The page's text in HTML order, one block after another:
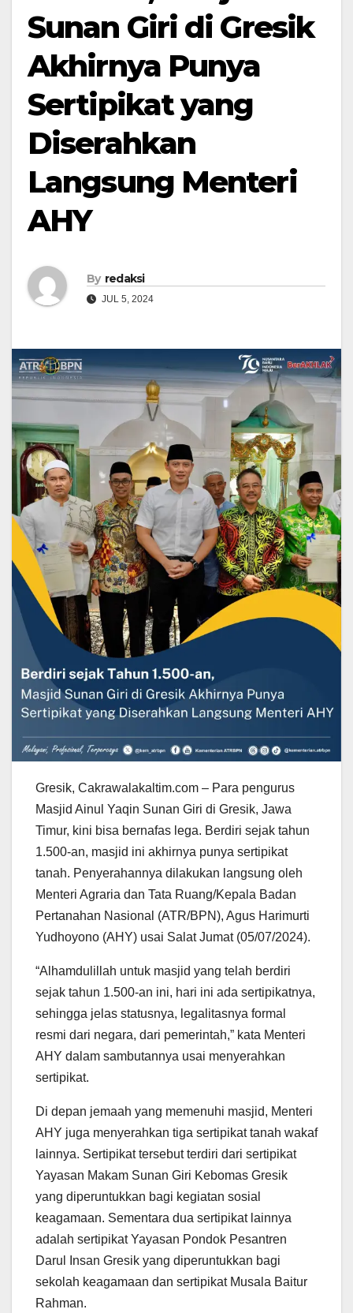
Sunan Giri di Gresik
Akhirnya Punya
Sertipikat yang
Diserahkan
Langsung Menteri
AHY
By redaksi
JUL 5, 2024
Gresik, Cakrawalakaltim.com – Para pengurus
Masjid Ainul Yaqin Sunan Giri di Gresik, Jawa
Timur, kini bisa bernafas lega. Berdiri sejak tahun
1.500-an, masjid ini akhirnya punya sertipikat
tanah. Penyerahannya dilakukan langsung oleh
Menteri Agraria dan Tata Ruang/Kepala Badan
Pertanahan Nasional (ATR/BPN), Agus Harimurti
Yudhoyono (AHY) usai Salat Jumat (05/07/2024).
“Alhamdulillah untuk masjid yang telah berdiri
sejak tahun 1.500-an ini, hari ini ada sertipikatnya,
sehingga jelas statusnya, legalitasnya formal
resmi dari negara, dari pemerintah,” kata Menteri
AHY dalam sambutannya usai menyerahkan
sertipikat.
Di depan jemaah yang memenuhi masjid, Menteri
AHY juga menyerahkan tiga sertipikat tanah wakaf
lainnya. Sertipikat tersebut terdiri dari sertipikat
Yayasan Makam Sunan Giri Kebomas Gresik
yang diperuntukkan bagi kegiatan sosial
keagamaan. Sementara dua sertipikat lainnya
adalah sertipikat Yayasan Pondok Pesantren
Darul Insan Gresik yang diperuntukkan bagi
sekolah keagamaan dan sertipikat Musala Baitur
Rahman.